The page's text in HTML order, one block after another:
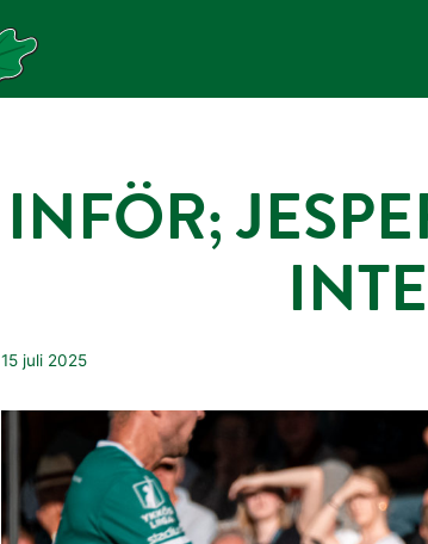
INFÖR;
15 juli 2025